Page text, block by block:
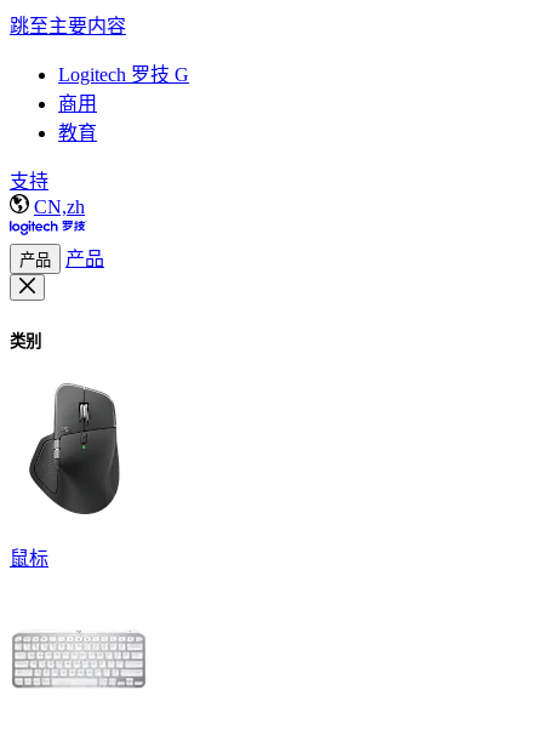
跳至主要内容
Logitech 罗技 G
商用
教育
支持
CN,zh
产品 产品
类别
鼠标